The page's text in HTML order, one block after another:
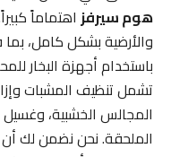
هوم سيرفزاهتماماً كبيراً.
والأرضية بشكل كامل، بما
باستخدام أجهزة البخار
تشمل تنظيف المشبات وإزالة
المجالس الخشبية، وغسيل
الملحقة. نحن نضمن لك أن